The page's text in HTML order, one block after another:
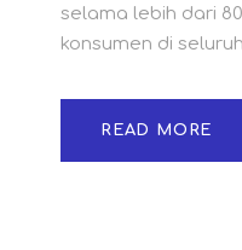
selama lebih dari
konsumen di
READ MORE